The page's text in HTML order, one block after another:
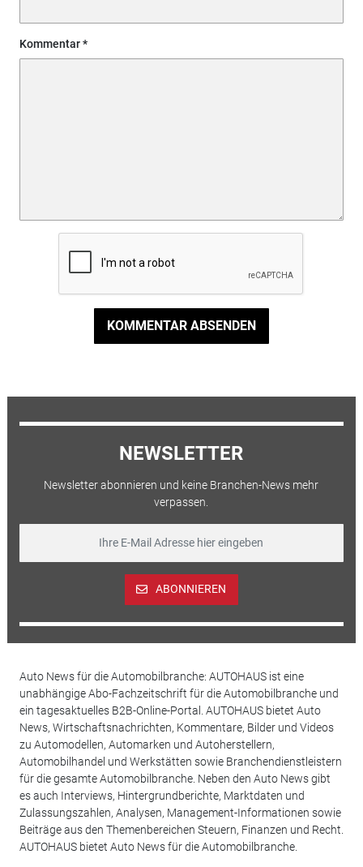
Kommentar
KOMMENTAR ABSENDEN
NEWSLETTER
Newsletter abonnieren und keine Branchen-News mehr
verpassen.
ABONNIEREN
Auto News für die Automobilbranche: AUTOHAUS ist eine
unabhängige Abo-Fachzeitschrift für die Automobilbranche und
ein tagesaktuelles B2B-Online-Portal. AUTOHAUS bietet Auto
News, Wirtschaftsnachrichten, Kommentare, Bilder und Videos
zu Automodellen, Automarken und Autoherstellern,
Automobilhandel und Werkstätten sowie Branchendienstleistern
für die gesamte Automobilbranche. Neben den Auto News gibt
es auch Interviews, Hintergrundberichte, Marktdaten und
Zulassungszahlen, Analysen, Management-Informationen sowie
Beiträge aus den Themenbereichen Steuern, Finanzen und Recht.
AUTOHAUS bietet Auto News für die Automobilbranche.